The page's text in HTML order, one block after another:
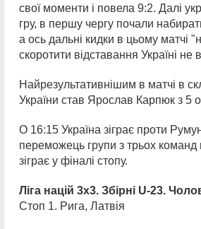
свої моменти і повела 9:2. Далі
гру, в першу чергу почали
а ось дальні кидки в цьому матчі
скоротити відставання Україні не
Найрезультативнішим в матчі в
України став Ярослав Карпюк з 5
О 16:15 Україна зіграє проти
переможець групи з трьох команд
зіграє у фіналі стопу.
Ліга націй 3х3. Збірні U-23.
Стоп 1. Рига, Латвія